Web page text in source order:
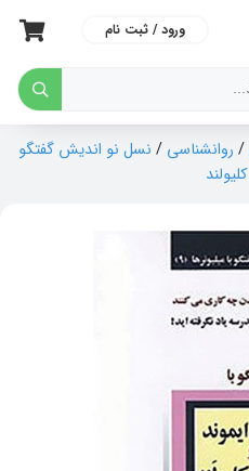
ورود / ثبت نام
/ روانشناسی / نسل نو اندیش گفتگو